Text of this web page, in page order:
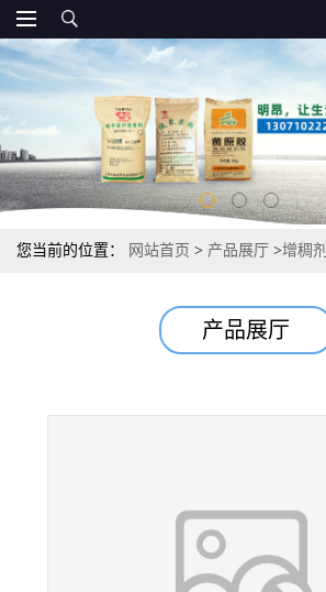
您当前的位置： 网站首页 > 产品展厅 >增稠剂
产品展厅